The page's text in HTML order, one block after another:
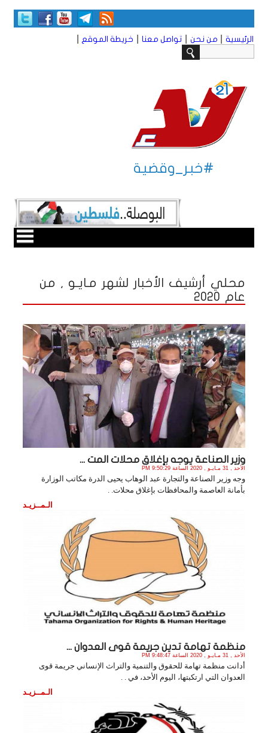
الرئيسية من نحن تواصل معنا خريطة الموقع
#خبر_وقضية
محلي أرشيف الأخبار لشهر مـايـو , من
عام 2020
وزير الصناعة يوجه بإغلاق محلات المت ...
الأحد , 31 مـايـو , 2020 الساعة 9:50:29 PM
وجه وزير الصناعة والتجارة عبد الوهاب يحيى الدرة مكاتب الوزارة
بأمانة العاصمة والمحافظات بإغلاق محلات. .
الـمــزيـد
منظمة تهامة تدين جريمة قوى العدوان ...
الأحد , 31 مـايـو , 2020 الساعة 9:48:47 PM
أدانت منظمة تهامة للحقوق والتنمية والتراث الإنساني جريمة قوى
العدوان التي ارتكبتها، اليوم الأحد، في . .
الـمــزيـد